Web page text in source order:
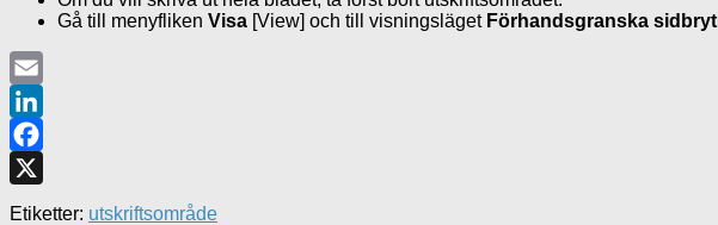
Gå till menyfliken Visa [View] och till visningsläget Förhandsgranska
Email
LinkedIn
Facebook
Etiketter: utskriftsområde